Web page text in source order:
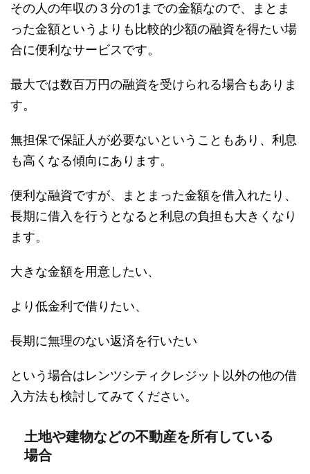
その人の年収の３分の1までの金額なので、まとま
った金額というよりも比較的少額の融資を得たい場
合に便利なサービスです。
最大では数百万円の融資を受けられる場合もありま
す。
無担保で保証人が必要ないということもあり、利息
も高くなる傾向にあります。
便利な融資ですが、まとまった金額を借入れたり、
長期に借入を行うとなると利息の負担も大きくなり
ます。
大きな金額を用意したい、
より低金利で借りたい、
長期に無理のない返済を行いたい
という場合はレンツシティクレジット以外の他の借
入方法も検討してみてください。
土地や建物などの不動産を所有している
場合